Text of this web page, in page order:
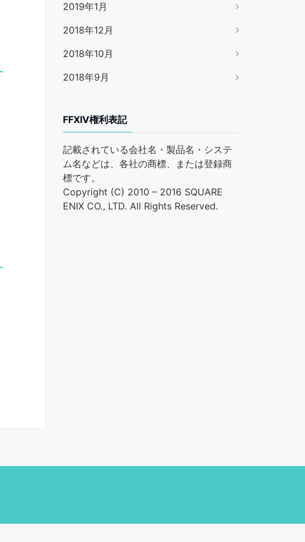
2019年1月
2018年12月
2018年10月
2018年9月
FFXIV権利表記
記載されている会社名・製品名・システ
ム名などは、各社の商標、または登録商
標です。
Copyright (C) 2010 – 2016 SQUARE
ENIX CO., LTD. All Rights Reserved.